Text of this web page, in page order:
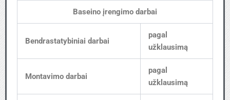
Baseino įrengimo darbai
Bendrastatybiniai darbai
pagal
užklausimą
Montavimo darbai
pagal
užklausimą